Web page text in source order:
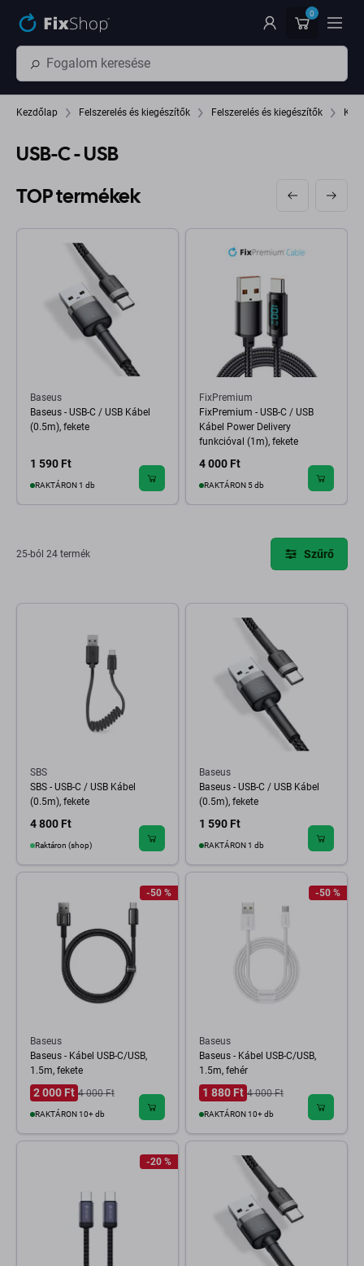
0
Kezdőlap Felszerelés és kiegészítők Felszerelés és kiegészítők
USB-C - USB
TOP termékek
Baseus
Baseus - USB-C / USB Kábel
(0.5m), fekete
1 590 Ft
RAKTÁRON 1 db
FixPremium
FixPremium - USB-C / USB
Kábel Power Delivery
funkcióval (1m), fekete
4 000 Ft
RAKTÁRON 5 db
25-ból 24 termék Szűrő
SBS
SBS - USB-C / USB Kábel
(0.5m), fekete
4 800 Ft
Raktáron (shop)
Baseus
Baseus - USB-C / USB Kábel
(0.5m), fekete
1 590 Ft
RAKTÁRON 1 db
-50 %
Baseus
Baseus - Kábel USB-C/USB,
1.5m, fekete
2 000 Ft 4 000 Ft
RAKTÁRON 10+ db
-50 %
Baseus
Baseus - Kábel USB-C/USB,
1.5m, fehér
1 880 Ft 4 000 Ft
RAKTÁRON 10+ db
-20 %